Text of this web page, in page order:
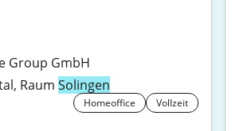
Group GmbH
RaumSolingen
Homeoffice Vollzeit